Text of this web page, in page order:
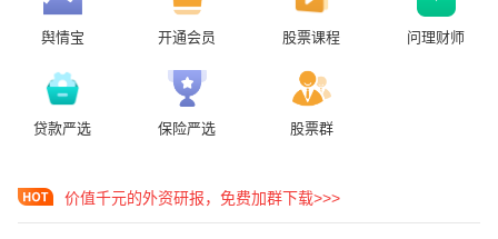
舆情宝 开通会员 股票课程 问理财师
贷款严选 保险严选 股票群
价值千元的外资研报，免费加群下载>>>